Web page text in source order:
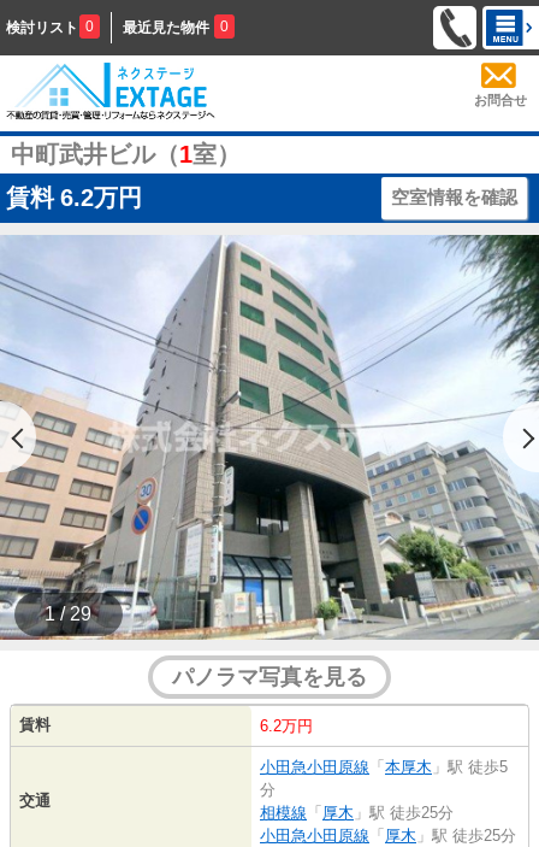
検討リスト 0 最近見た物件 0
お問合せ
中町武井ビル（1室）
賃料 6.2万円 空室情報を確認
1 / 29
パノラマ写真を見る
賃料 6.2万円
交通
小田急小田原線 「 本厚木 」駅 徒歩5
分
相模線 「 厚木 」駅 徒歩25分
小田急小田原線 「 厚木 」駅 徒歩25分